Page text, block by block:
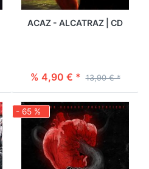
ACAZ - ALCATRAZ | CD
% 4,90 € * 13,90 € *
- 65 %